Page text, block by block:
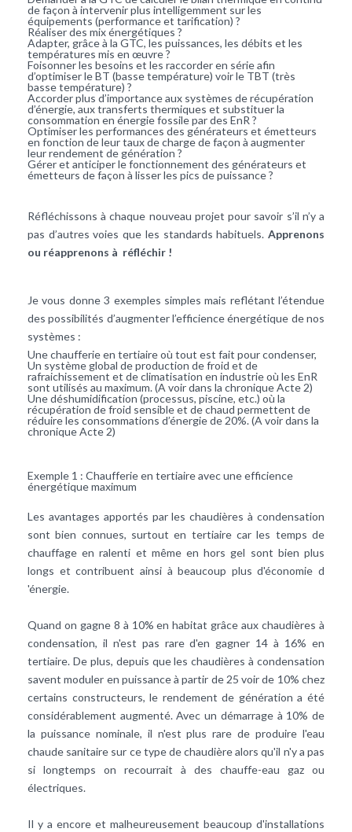
de façon à intervenir plus intelligemment sur les
équipements (performance et tarification) ?
Réaliser des mix énergétiques ?
Adapter, grâce à la GTC, les puissances, les débits et les
températures mis en œuvre ?
Foisonner les besoins et les raccorder en série afin
d’optimiser le BT (basse température) voir le TBT (très
basse température) ?
Accorder plus d’importance aux systèmes de récupération
d’énergie, aux transferts thermiques et substituer la
consommation en énergie fossile par des EnR ?
Optimiser les performances des générateurs et émetteurs
en fonction de leur taux de charge de façon à augmenter
leur rendement de génération ?
Gérer et anticiper le fonctionnement des générateurs et
émetteurs de façon à lisser les pics de puissance ?
Réfléchissons à chaque nouveau projet pour savoir s’il n’y a
pas d’autres voies que les standards habituels. Apprenons
ou réapprenons à réfléchir !
Je vous donne 3 exemples simples mais reflétant l’étendue
des possibilités d’augmenter l’efficience énergétique de nos
systèmes :
Une chaufferie en tertiaire où tout est fait pour condenser,
Un système global de production de froid et de
rafraichissement et de climatisation en industrie où les EnR
sont utilisés au maximum. (A voir dans la chronique Acte 2)
Une déshumidification (processus, piscine, etc.) où la
récupération de froid sensible et de chaud permettent de
réduire les consommations d’énergie de 20%. (A voir dans la
chronique Acte 2)
Exemple 1 : Chaufferie en tertiaire avec une efficience
énergétique maximum
Les avantages apportés par les chaudières à condensation
sont bien connues, surtout en tertiaire car les temps de
chauffage en ralenti et même en hors gel sont bien plus
longs et contribuent ainsi à beaucoup plus d'économie d
'énergie.
Quand on gagne 8 à 10% en habitat grâce aux chaudières à
condensation, il n'est pas rare d'en gagner 14 à 16% en
tertiaire. De plus, depuis que les chaudières à condensation
savent moduler en puissance à partir de 25 voir de 10% chez
certains constructeurs, le rendement de génération a été
considérablement augmenté. Avec un démarrage à 10% de
la puissance nominale, il n'est plus rare de produire l'eau
chaude sanitaire sur ce type de chaudière alors qu'il n'y a pas
si longtemps on recourrait à des chauffe-eau gaz ou
électriques.
Il y a encore et malheureusement beaucoup d'installations